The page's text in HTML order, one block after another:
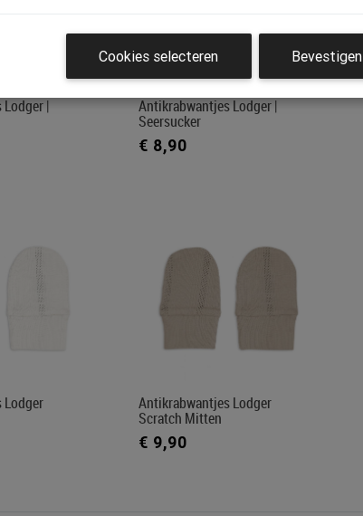
| Antikrabwantjes Lodger |
Seersucker
€ 8,90
Antikrabwantjes Lodger
Scratch Mitten
€ 9,90
Cookies selecteren Bevestigen